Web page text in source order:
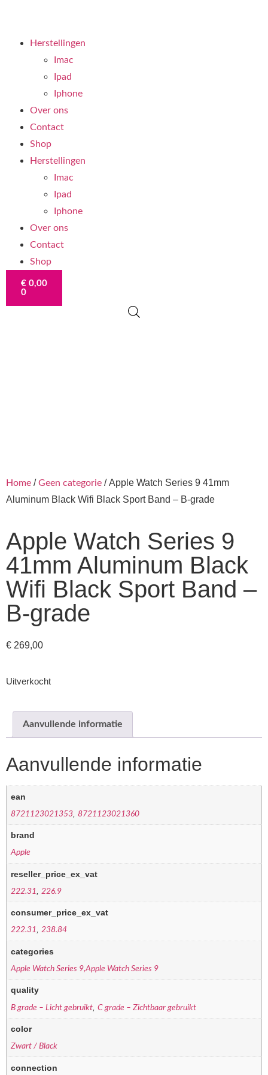
Herstellingen
Imac
Ipad
Iphone
Over ons
Contact
Shop
Herstellingen
Imac
Ipad
Iphone
Over ons
Contact
Shop
€ 0,00
0
Home /Geen categorie / Apple Watch Series 9 41mm
Aluminum Black Wifi Black Sport Band – B-grade
Apple Watch Series 9
41mm Aluminum Black
Wifi Black Sport Band –
B-grade
€ 269,00
Uitverkocht
Aanvullende informatie
Aanvullende informatie
ean
8721123021353 ,8721123021360
brand
Apple
reseller_price_ex_vat
222.31 226.9
consumer_price_ex_vat
222.31,238.84
categories
Apple Watch Series 9,Apple Watch Series 9
quality
B grade – Licht gebruikt ,C grade – Zichtbaar gebruikt
color
Zwart / Black
connection